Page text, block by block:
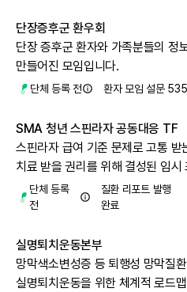
센터 건립을 촉구합니다.
단장증후군 환우회
단장 증후군 환자와 가족분들의 정
만들어진 모임입니다.
단체 등록 전 환자 모임 설문
SMA 청년 스핀라자 공동대응 TF
스핀라자 급여 기준 문제로 고통 받
치료 받을 권리를 위해 결성된 임시
단체 등록
전
질환 리포트 발행
완료
실명퇴치운동본부
망막색소변성증 등 퇴행성 망막질
실명퇴치운동을 위한 체계적 로드